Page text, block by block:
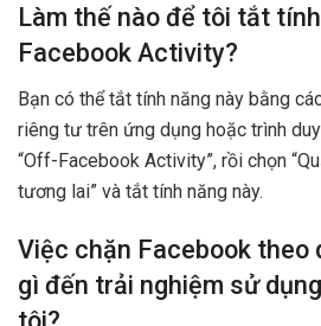
Làm thế nào để tôi tắt
Facebook Activity?
Bạn có thể tắt tính năng này bằng
riêng tư trên ứng dụng hoặc trình
“Off-Facebook Activity”, rồi chọn
tương lai” và tắt tính năng này.
Việc chặn Facebook theo
gì đến trải nghiệm sử